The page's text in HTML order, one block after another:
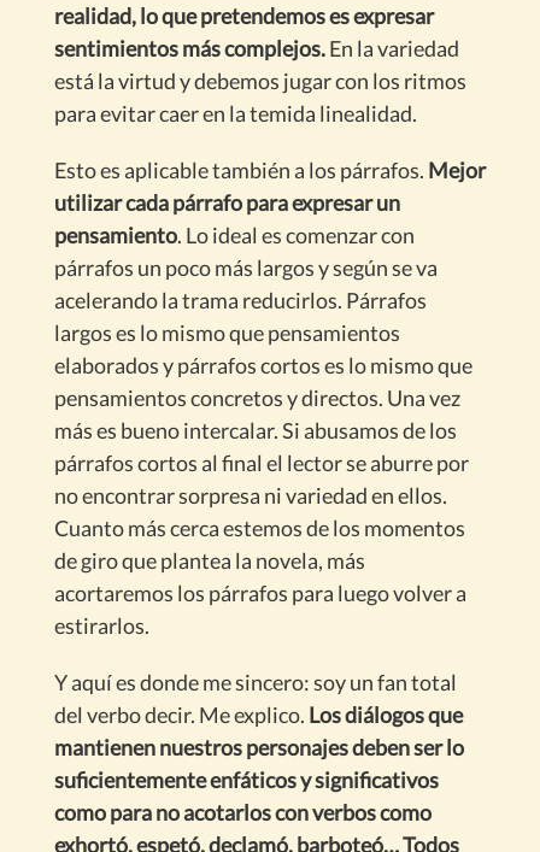
realidad, lo que pretendemos es expresar
sentimientos más complejos.En la variedad
está la virtud y debemos jugar con los ritmos
para evitar caer en la temida linealidad.
Esto es aplicable también a los párrafos. Mejor
utilizar cada párrafo para expresar un
pensamiento. Lo ideal es comenzar con
párrafos un poco más largos y según se va
acelerando la trama reducirlos. Párrafos
largos es lo mismo que pensamientos
elaborados y párrafos cortos es lo mismo que
pensamientos concretos y directos. Una vez
más es bueno intercalar. Si abusamos de los
párrafos cortos al final el lector se aburre por
no encontrar sorpresa ni variedad en ellos.
Cuanto más cerca estemos de los momentos
de giro que plantea la novela, más
acortaremos los párrafos para luego volver a
estirarlos.
Y aquí es donde me sincero: soy un fan total
del verbo decir. Me explico. Los diálogos que
mantienen nuestros personajes deben ser lo
suficientemente enfáticos y significativos
como para no acotarlos con verbos como
exhortó, espetó, declamó, barboteó… Todos